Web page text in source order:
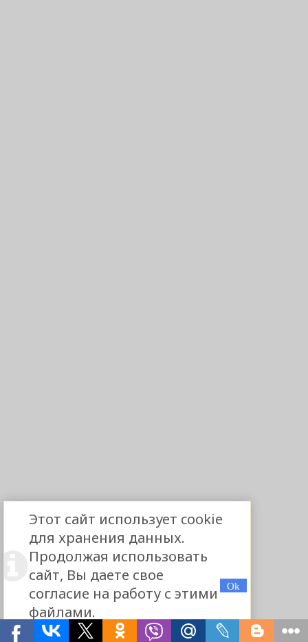
Этот сайт использует cookie
для хранения данных.
Продолжая использовать
сайт, Вы даете свое
согласие на работу с этими
файлами.